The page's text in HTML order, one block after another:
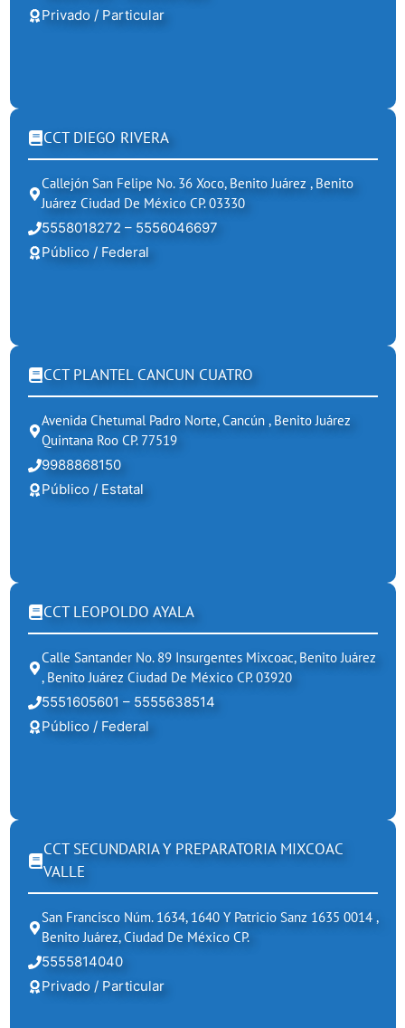
Privado / Particular
CCT DIEGO RIVERA
Callejón San Felipe No. 36 Xoco, Benito Juárez , Benito
Juárez Ciudad De México CP. 03330
5558018272 – 5556046697
Público / Federal
CCT PLANTEL CANCUN CUATRO
Avenida Chetumal Padro Norte, Cancún , Benito Juárez
Quintana Roo CP. 77519
9988868150
Público / Estatal
CCT LEOPOLDO AYALA
Calle Santander No. 89 Insurgentes Mixcoac, Benito Juárez
, Benito Juárez Ciudad De México CP. 03920
5551605601 – 5555638514
Público / Federal
CCT SECUNDARIA Y PREPARATORIA MIXCOAC
VALLE
San Francisco Núm. 1634, 1640 Y Patricio Sanz 1635 0014 ,
Benito Juárez, Ciudad De México CP.
5555814040
Privado / Particular